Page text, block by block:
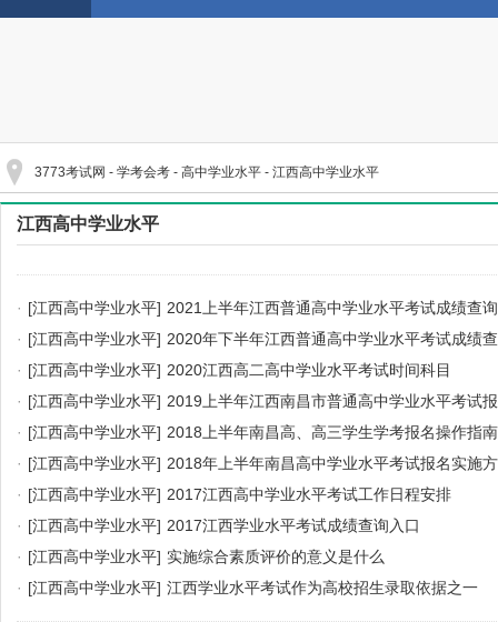
3773考试网 - 学考会考 - 高中学业水平 - 江西高中学业水平
江西高中学业水平
· [江西高中学业水平] 2021上半年江西普通高中学业水平考试成绩查
· [江西高中学业水平] 2020年下半年江西普通高中学业水平考试成绩
· [江西高中学业水平] 2020江西高二高中学业水平考试时间科目
· [江西高中学业水平] 2019上半年江西南昌市普通高中学业水平考试
· [江西高中学业水平] 2018上半年南昌高、高三学生学考报名操作指南
· [江西高中学业水平] 2018年上半年南昌高中学业水平考试报名实施
· [江西高中学业水平] 2017江西高中学业水平考试工作日程安排
· [江西高中学业水平] 2017江西学业水平考试成绩查询入口
· [江西高中学业水平] 实施综合素质评价的意义是什么
· [江西高中学业水平] 江西学业水平考试作为高校招生录取依据之一